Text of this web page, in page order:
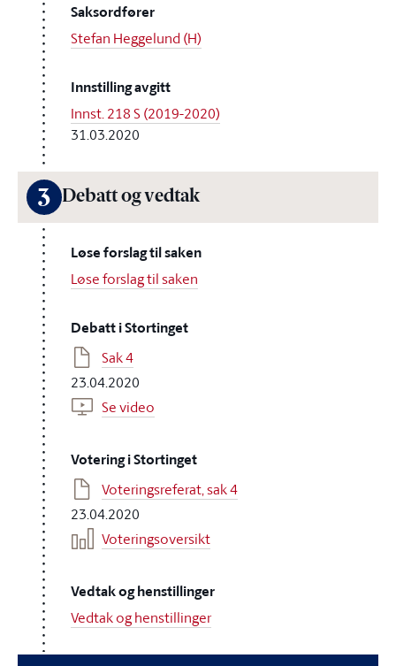
Saksordfører
Stefan Heggelund (H)
Innstilling avgitt
Innst. 218 S (2019-2020)
31.03.2020
3 Debatt og vedtak
Løse forslag til saken
Løse forslag til saken
Debatt i Stortinget
Sak 4
23.04.2020
Se video
Votering i Stortinget
Voteringsreferat, sak 4
23.04.2020
Voteringsoversikt
Vedtak og henstillinger
Vedtak og henstillinger